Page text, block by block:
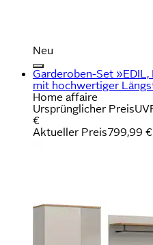
Neu
Garderoben-Set
mit hochwertiger
Home affaire
Ursprünglicher Preis
€
Aktueller Preis799,99 €